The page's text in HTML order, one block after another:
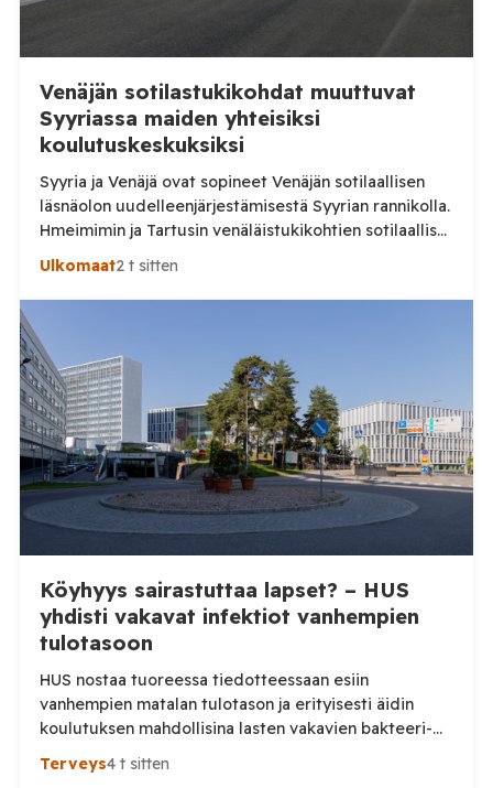
Venäjän sotilastukikohdat muuttuvat
Syyriassa maiden yhteisiksi
koulutuskeskuksiksi
Syyria ja Venäjä ovat sopineet Venäjän sotilaallisen
läsnäolon uudelleenjärjestämisestä Syyrian rannikolla.
Hmeimimin ja Tartusin venäläistukikohtien sotilaalliset
osat on määrä muuttaa maiden yhteisiksi koulutus- ja
käytössä olleesta infrastruktuurista siirtyy Syyrian
ilmoitti sunnuntaina 9. elokuuta, että Damaskos ja
Moskova ovat päässeet yhteisymmärrykseen Venäjän
Syyriassa sijaitsevien tukikohtien tulevaisuudesta.
Syyrian […]
Ulkomaat2 t sitten
Köyhyys sairastuttaa lapset? – HUS
yhdisti vakavat infektiot vanhempien
tulotasoon
HUS nostaa tuoreessa tiedotteessaan esiin
vanhempien matalan tulotason ja erityisesti äidin
koulutuksen mahdollisina lasten vakavien bakteeri-
infektioiden riskitekijöinä. Tutkimusta tarkemmin
katsottaessa kuva on kuitenkin huomattavasti
Terveys4 t sitten